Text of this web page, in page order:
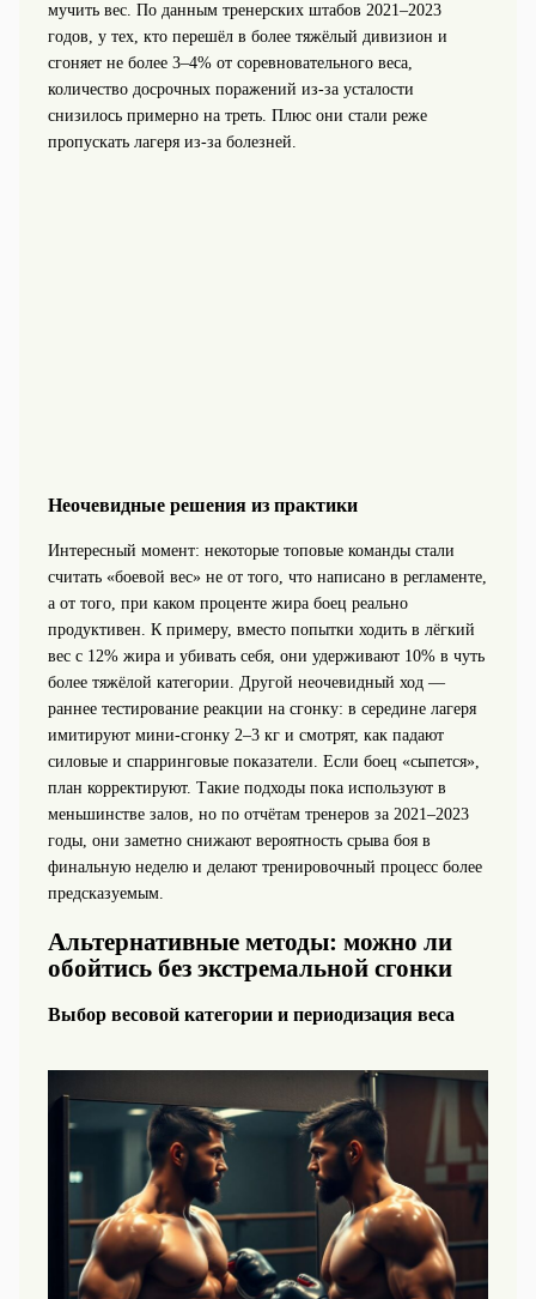
мучить вес. По данным тренерских штабов 2021–2023
годов, у тех, кто перешёл в более тяжёлый дивизион и
сгоняет не более 3–4% от соревновательного веса,
количество досрочных поражений из‑за усталости
снизилось примерно на треть. Плюс они стали реже
пропускать лагеря из‑за болезней.
Неочевидные решения из практики
Интересный момент: некоторые топовые команды стали
считать «боевой вес» не от того, что написано в регламенте,
а от того, при каком проценте жира боец реально
продуктивен. К примеру, вместо попытки ходить в лёгкий
вес с 12% жира и убивать себя, они удерживают 10% в чуть
более тяжёлой категории. Другой неочевидный ход —
раннее тестирование реакции на сгонку: в середине лагеря
имитируют мини‑сгонку 2–3 кг и смотрят, как падают
силовые и спарринговые показатели. Если боец «сыпется»,
план корректируют. Такие подходы пока используют в
меньшинстве залов, но по отчётам тренеров за 2021–2023
годы, они заметно снижают вероятность срыва боя в
финальную неделю и делают тренировочный процесс более
предсказуемым.
Альтернативные методы: можно ли
обойтись без экстремальной сгонки
Выбор весовой категории и периодизация веса